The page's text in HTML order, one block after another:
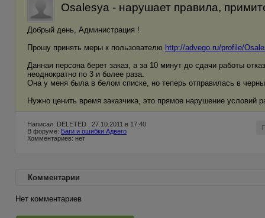
Osalesya - нарушает правила,
Добрый день, Администрация !
Прошу принять меры к пользователю http://advego.ru/profile/
Данная персона берет заказ, а за 10 минут до сдачи работы
неоднократно по 3 и более раза.
Она у меня была в белом списке, но теперь отправилась в
Нужно ценить время заказчика, это прямое нарушение условий
Написал: DELETED , 27.10.2011 в 17:40
В форуме: Баги и ошибки Адвего
Комментариев: нет
Комментарии
Нет комментариев